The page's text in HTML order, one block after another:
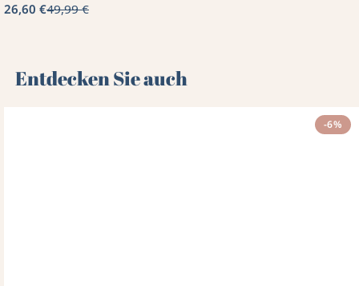
26,60 €49,99 €
Entdecken Sie auch 🌻
-6%